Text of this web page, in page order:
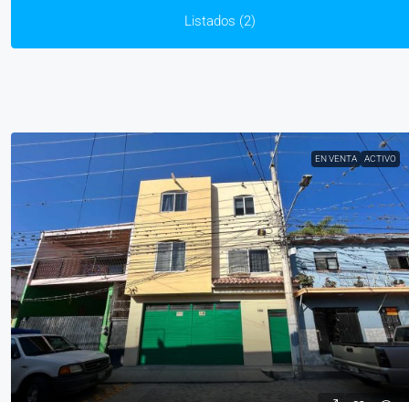
Listados (2)
EN VENTA ACTIVO